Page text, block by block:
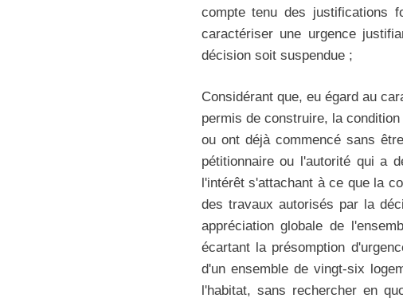
compte tenu des justifications
caractériser une urgence
décision soit suspendue ;
Considérant que, eu égard au
permis de construire, la
ou ont déjà commencé sans
pétitionnaire ou l'autorité qui a
l'intérêt s'attachant à ce que la
des travaux autorisés par la
appréciation globale de
écartant la présomption
d'un ensemble de vingt-six
l'habitat, sans rechercher en